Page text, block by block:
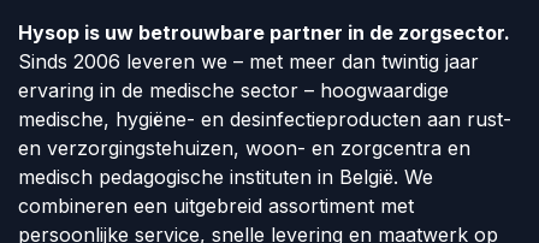
Hysop is uw betrouwbare partner in de zorgsector.
Sinds 2006 leveren we – met meer dan twintig jaar
ervaring in de medische sector – hoogwaardige
medische, hygiëne- en desinfectieproducten aan rust-
en verzorgingstehuizen, woon- en zorgcentra en
medisch pedagogische instituten in België. We
combineren een uitgebreid assortiment met
persoonlijke service, snelle levering en maatwerk op